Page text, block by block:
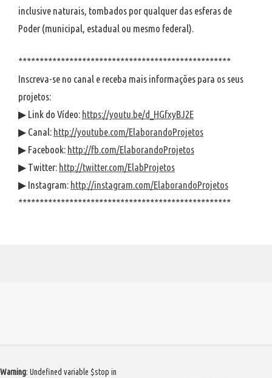
inclusive naturais, tombados por qualquer das esferas de
Poder (municipal, estadual ou mesmo federal).
**************************************************
Inscreva-se no canal e receba mais informações para os seus
projetos:
▶ Link do Vídeo: https://youtu.be/d_HGfxyBJ2E
▶ Canal: http://youtube.com/ElaborandoProjetos
▶ Facebook: http://fb.com/ElaborandoProjetos
▶ Twitter: http://twitter.com/ElabProjetos
▶ Instagram: http://instagram.com/ElaborandoProjetos
**************************************************
Warning: Undefined variable $stop in